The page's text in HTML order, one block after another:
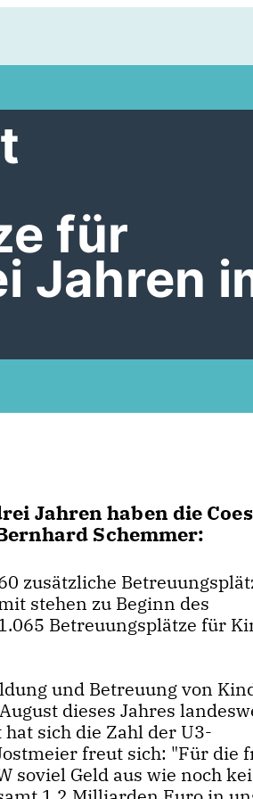
für
Jahren
Jahren haben die
Schemmer:
zusätzliche
stehen zu Beginn des
Betreuungsplätze für
und Betreuung von
dieses Jahres
sich die Zahl der U3-
freut sich: "Für die
soviel Geld aus wie noch